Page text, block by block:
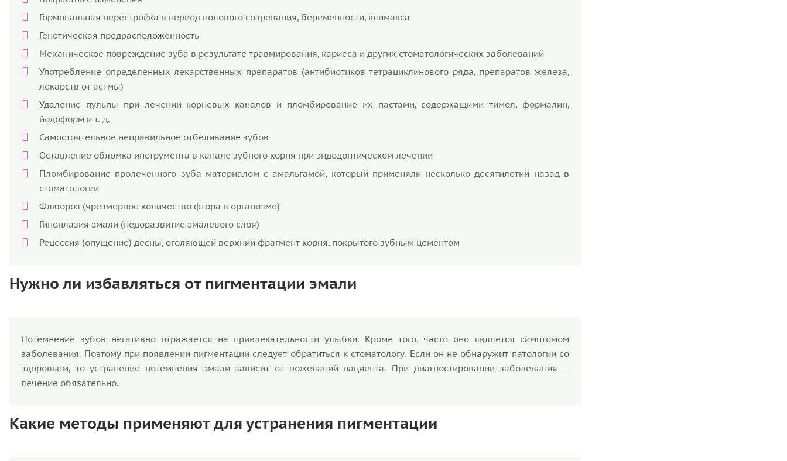
Гормональная перестройка в период полового созревания, беременности, климакса
Генетическая предрасположенность
Механическое повреждение зуба в результате травмирования, кариеса и других стоматологических заболеваний
Употребление определенных лекарственных препаратов (антибиотиков тетрациклинового ряда, препаратов железа,
лекарств от астмы)
Удаление пульпы при лечении корневых каналов и пломбирование их пастами, содержащими тимол, формалин,
йодоформ и т. д.
Самостоятельное неправильное отбеливание зубов
Оставление обломка инструмента в канале зубного корня при эндодонтическом лечении
Пломбирование пролеченного зуба материалом с амальгамой, который применяли несколько десятилетий назад в
стоматологии
Флюороз (чрезмерное количество фтора в организме)
Гипоплазия эмали (недоразвитие эмалевого слоя)
Рецессия (опущение) десны, оголяющей верхний фрагмент корня, покрытого зубным цементом
Нужно ли избавляться от пигментации эмали
Потемнение зубов негативно отражается на привлекательности улыбки. Кроме того, часто оно является симптомом
заболевания. Поэтому при появлении пигментации следует обратиться к стоматологу. Если он не обнаружит патологии со
здоровьем, то устранение потемнения эмали зависит от пожеланий пациента. При диагностировании заболевания –
лечение обязательно.
Какие методы применяют для устранения пигментации